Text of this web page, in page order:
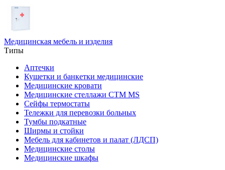
Медицинская мебель и изделия
Типы
Аптечки
Кушетки и банкетки медицинские
Медицинские кровати
Медицинские стеллажи CTM MS
Сейфы термостаты
Тележки для перевозки больных
Тумбы подкатные
Ширмы и стойки
Мебель для кабинетов и палат (ЛДСП)
Медицинские столы
Медицинские шкафы